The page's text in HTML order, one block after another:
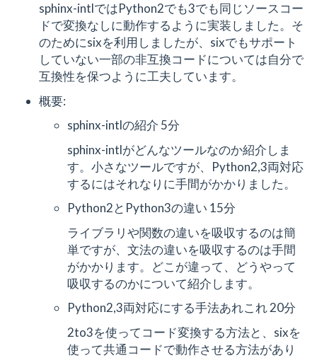
sphinx-intlではPython2でも3でも同じソースコー
ドで変換なしに動作するように実装しました。そ
のためにsixを利用しましたが、sixでもサポート
していない一部の非互換コードについては自分で
互換性を保つように工夫しています。
概要:
sphinx-intlの紹介 5分
sphinx-intlがどんなツールなのか紹介しま
す。小さなツールですが、Python2,3両対応
するにはそれなりに手間がかかりました。
Python2とPython3の違い 15分
ライブラリや関数の違いを吸収するのは簡
単ですが、文法の違いを吸収するのは手間
がかかります。どこが違って、どうやって
吸収するのかについて紹介します。
Python2,3両対応にする手法あれこれ 20分
2to3を使ってコード変換する方法と、sixを
使って共通コードで動作させる方法があり